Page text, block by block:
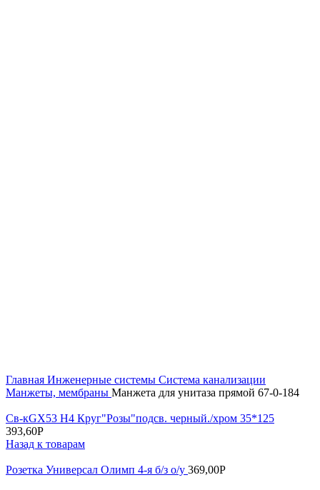
Главная Инженерные системы Система канализации
Манжеты, мембраны Манжета для унитаза прямой 67-0-184
Св-кGX53 H4 Круг"Розы"подсв. черный./хром 35*125
393,60Р
Назад к товарам
Розетка Универсал Олимп 4-я б/з о/у 369,00Р